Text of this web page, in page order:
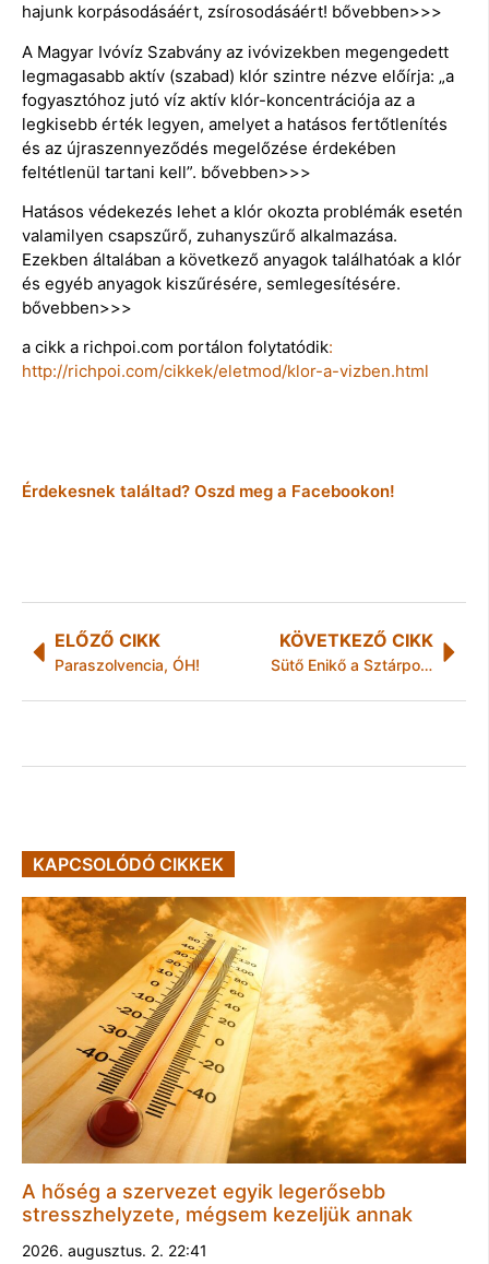
hajunk korpásodásáért, zsírosodásáért! bővebben>>>
A Magyar Ivóvíz Szabvány az ivóvizekben megengedett
legmagasabb aktív (szabad) klór szintre nézve előírja: „a
fogyasztóhoz jutó víz aktív klór-koncentrációja az a
legkisebb érték legyen, amelyet a hatásos fertőtlenítés
és az újraszennyeződés megelőzése érdekében
feltétlenül tartani kell”. bővebben>>>
Hatásos védekezés lehet a klór okozta problémák esetén
valamilyen csapszűrő, zuhanyszűrő alkalmazása.
Ezekben általában a következő anyagok találhatóak a klór
és egyéb anyagok kiszűrésére, semlegesítésére.
bővebben>>>
a cikk a richpoi.com portálon folytatódik:
http://richpoi.com/cikkek/eletmod/klor-a-vizben.html
Érdekesnek találtad? Oszd meg a Facebookon!
ELŐZŐ CIKK
Paraszolvencia, ÓH!
KÖVETKEZŐ CIKK
Sütő Enikő a Sztárportéban
KAPCSOLÓDÓ CIKKEK
A hőség a szervezet egyik legerősebb
stresszhelyzete, mégsem kezeljük annak
2026. augusztus. 2. 22:41